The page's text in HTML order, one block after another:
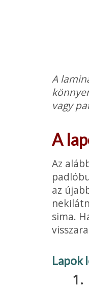
A
vagy
A
Az
az
sima.
Lapok